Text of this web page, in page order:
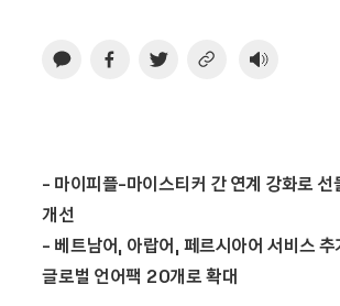
- 마이피플-마이스티커 간 연계 강화로 선
개선
- 베트남어, 아랍어, 페르시아어 서비스
글로벌 언어팩 20개로 확대